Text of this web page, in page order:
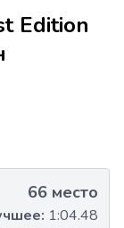
Edition
66 место
1:04.48